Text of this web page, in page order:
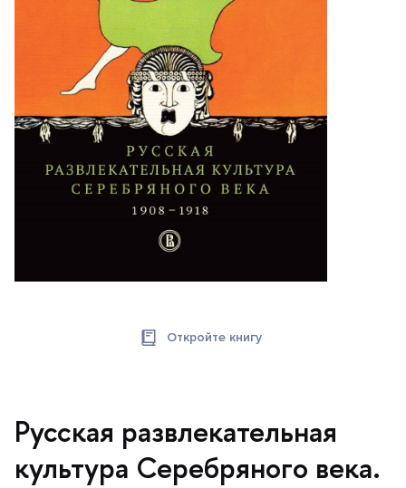
Откройте книгу
Русская развлекательная
культура Серебряного века.